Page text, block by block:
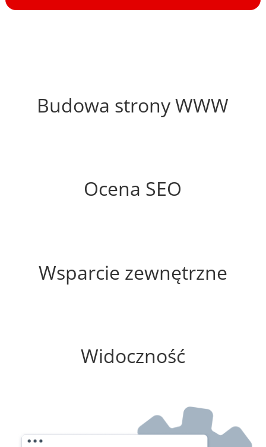
Budowa strony WWW
Ocena SEO
Wsparcie zewnętrzne
Widoczność